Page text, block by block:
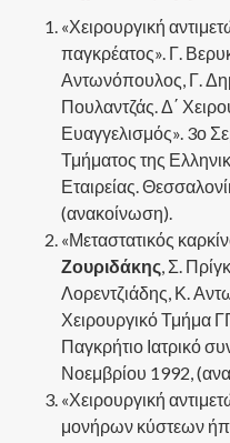
«Χειρουργική
παγκρέατος». Γ.
Αντωνόπουλος, Γ.
Πουλαντζάς. Δ΄
Ευαγγελισμός». 3ο
Τμήματος της
Εταιρείας.
(ανακοίνωση).
«Μεταστατικός
Ζουριδάκης , Σ.
Λορεντζιάδης, Κ.
Χειρουργικό Τμήμα
Παγκρήτιο Ιατρικό
Νοεμβρίου 1992,
«Χειρουργική
μονήρων κύστεων